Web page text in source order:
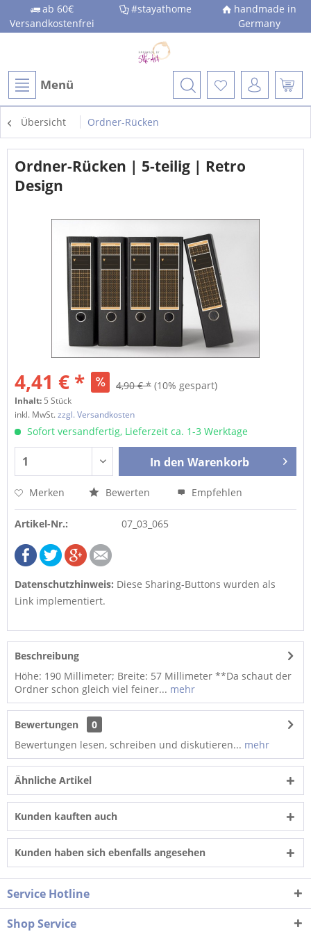
ab 60€
Versandkostenfrei
#stayathome
handmade in
Germany
Menü
Übersicht Ordner-Rücken
Ordner-Rücken | 5-teilig | Retro
Design
4,41 € * 4,90 € * (10% gespart)
Inhalt: 5 Stück
inkl. MwSt.zzgl. Versandkosten
Sofort versandfertig, Lieferzeit ca. 1-3 Werktage
In den Warenkorb
Merken Bewerten Empfehlen
Artikel-Nr.: 07_03_065
Datenschutzhinweis: Diese Sharing-Buttons wurden als
Link implementiert.
Beschreibung
Höhe: 190 Millimeter; Breite: 57 Millimeter **Da schaut der
Ordner schon gleich viel feiner... mehr
Bewertungen
0
Bewertungen lesen, schreiben und diskutieren... mehr
Ähnliche Artikel
Kunden kauften auch
Kunden haben sich ebenfalls angesehen
Service Hotline
Shop Service